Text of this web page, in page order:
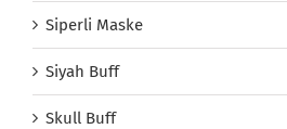
Siperli Maske
Siyah Buff
Skull Buff